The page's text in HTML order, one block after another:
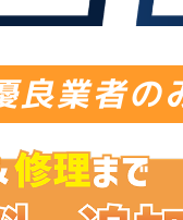
良業者の